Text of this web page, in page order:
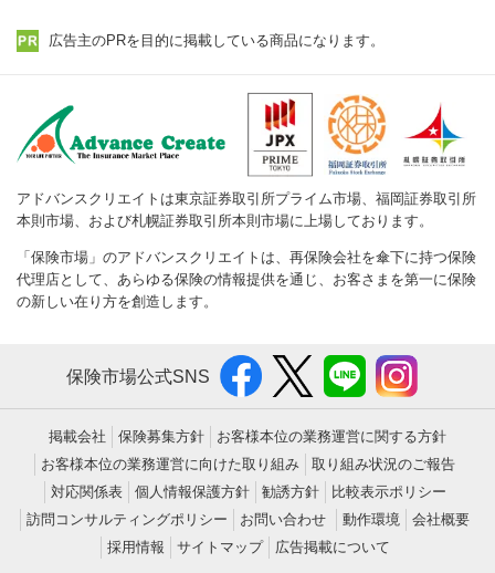
広告主のPRを目的に掲載している商品になります。
アドバンスクリエイトは東京証券取引所プライム市場、福岡証券取引所
本則市場、および札幌証券取引所本則市場に上場しております。
「保険市場」のアドバンスクリエイトは、再保険会社を傘下に持つ保険
代理店として、あらゆる保険の情報提供を通じ、お客さまを第一に保険
の新しい在り方を創造します。
保険市場公式SNS
掲載会社 保険募集方針
お客様本位の業務運営に関する方針
お客様本位の業務運営に向けた取り組み
取り組み状況のご報告
対応関係表
個人情報保護方針 勧誘方針
比較表示ポリシー
訪問コンサルティングポリシー
お問い合わせ 動作環境
会社概要
採用情報
サイトマップ 広告掲載について